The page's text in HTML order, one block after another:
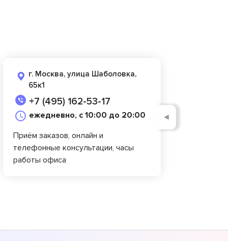
г. Москва, улица Шаболовка,
65к1
+7 (495) 162-53-17
ежедневно, с 10:00 до 20:00
Приём заказов, онлайн и
телефонные консультации, часы
работы офиса
◄